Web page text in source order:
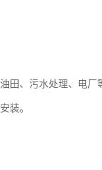
田、污水处理、电厂
装。